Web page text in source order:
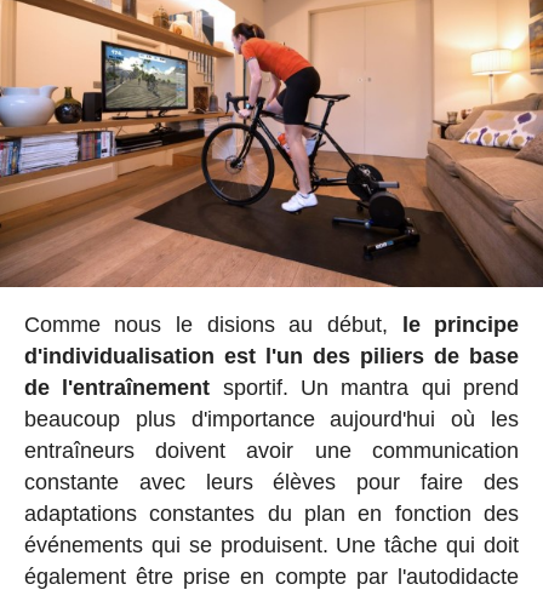
Comme nous le disions au début,
le principe
d'individualisation est l'un des piliers de base
de l'entraînement sportif. Un mantra qui prend
beaucoup plus d'importance aujourd'hui où les
entraîneurs doivent avoir une communication
constante avec leurs élèves pour faire des
adaptations constantes du plan en fonction des
événements qui se produisent. Une tâche qui doit
également être prise en compte par l'autodidacte